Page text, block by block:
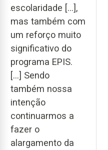
escolaridade […],
mas também com
um reforço muito
significativo do
programa EPIS.
[…] Sendo
também nossa
intenção
continuarmos a
fazer o
alargamento da